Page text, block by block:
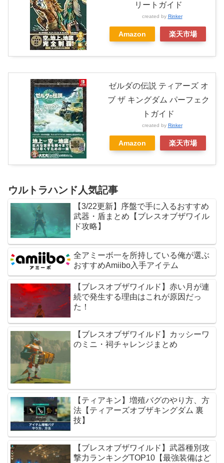
リートガイド
created by Rinker
Amazon 楽天市場
ゼルダの伝説 ティアーズ オ
ブ ザ キングダム パーフェク
トガイド
created by Rinker
Amazon 楽天市場
ウルトラハンド人気記事
【3/22更新】序盤で手に入るおすすめ
武器・盾まとめ【ブレスオブザワイル
ド攻略】
全アミーボ一を所持している俺が選ぶ
おすすめAmiibo入手アイテム
【ブレスオブザワイルド】赤い月が連
続で発生する理由はこれが原因だっ
た！
【ブレスオブザワイルド】カッシーワ
のミニ・祠チャレンジまとめ
【ティアキン】増殖バグのやり方、方
法【ティアーズオブザキングダム 裏
技】
【ブレスオブザワイルド】武器種別攻
撃力ランキングTOP10【最強装備はど